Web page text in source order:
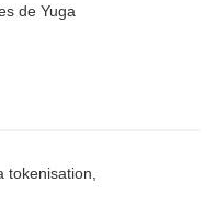
de Yuga
tokenisation,